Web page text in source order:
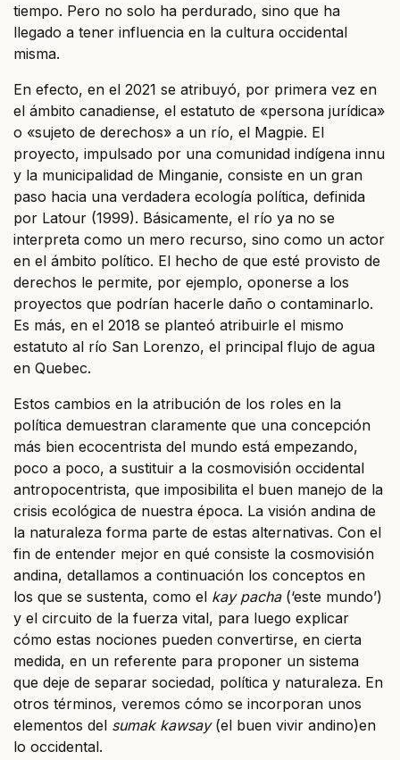
tiempo. Pero no solo ha perdurado, sino que ha
llegado a tener influencia en la cultura occidental
misma.
En efecto, en el 2021 se atribuyó, por primera vez en
el ámbito canadiense, el estatuto de «persona jurídica»
o «sujeto de derechos» a un río, el Magpie. El
proyecto, impulsado por una comunidad indígena innu
y la municipalidad de Minganie, consiste en un gran
paso hacia una verdadera ecología política, definida
por Latour (1999). Básicamente, el río ya no se
interpreta como un mero recurso, sino como un actor
en el ámbito político. El hecho de que esté provisto de
derechos le permite, por ejemplo, oponerse a los
proyectos que podrían hacerle daño o contaminarlo.
Es más, en el 2018 se planteó atribuirle el mismo
estatuto al río San Lorenzo, el principal flujo de agua
en Quebec.
Estos cambios en la atribución de los roles en la
política demuestran claramente que una concepción
más bien ecocentrista del mundo está empezando,
poco a poco, a sustituir a la cosmovisión occidental
antropocentrista, que imposibilita el buen manejo de la
crisis ecológica de nuestra época. La visión andina de
la naturaleza forma parte de estas alternativas. Con el
fin de entender mejor en qué consiste la cosmovisión
andina, detallamos a continuación los conceptos en
los que se sustenta, como el kay pacha(‘este mundo’)
y el circuito de la fuerza vital, para luego explicar
cómo estas nociones pueden convertirse, en cierta
medida, en un referente para proponer un sistema
que deje de separar sociedad, política y naturaleza. En
otros términos, veremos cómo se incorporan unos
elementos del sumak kawsay(el buen vivir andino)en
lo occidental.